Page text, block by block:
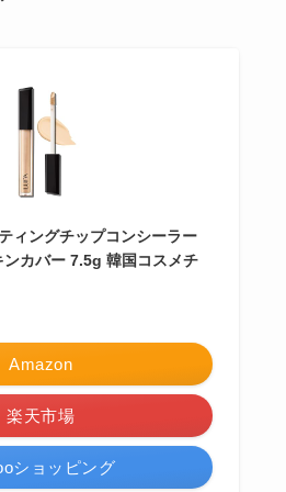
ィングチップコンシーラー
カバー 7.5g 韓国コスメチ
Amazon
楽天市場
ショッピング